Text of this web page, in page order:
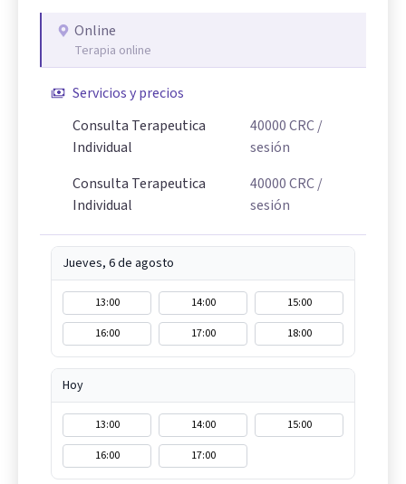
Online
Terapia online
Servicios y precios
Consulta Terapeutica
Individual
40000 CRC/
sesión
Consulta Terapeutica
Individual
40000 CRC/
sesión
Jueves, 6 de agosto
13:00 14:00
15:00
16:00
17:00 18:00
Hoy
13:00 14:00
15:00
16:00
17:00